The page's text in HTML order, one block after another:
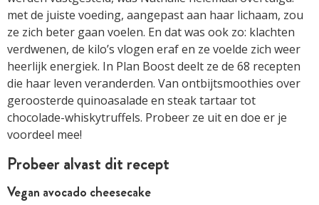
met de juiste voeding, aangepast aan haar lichaam, zou
ze zich beter gaan voelen. En dat was ook zo: klachten
verdwenen, de kilo’s vlogen eraf en ze voelde zich weer
heerlijk energiek. In Plan Boost deelt ze de 68 recepten
die haar leven veranderden. Van ontbijtsmoothies over
geroosterde quinoasalade en steak tartaar tot
chocolade-whiskytruffels. Probeer ze uit en doe er je
voordeel mee!
Probeer alvast dit recept
Vegan avocado cheesecake